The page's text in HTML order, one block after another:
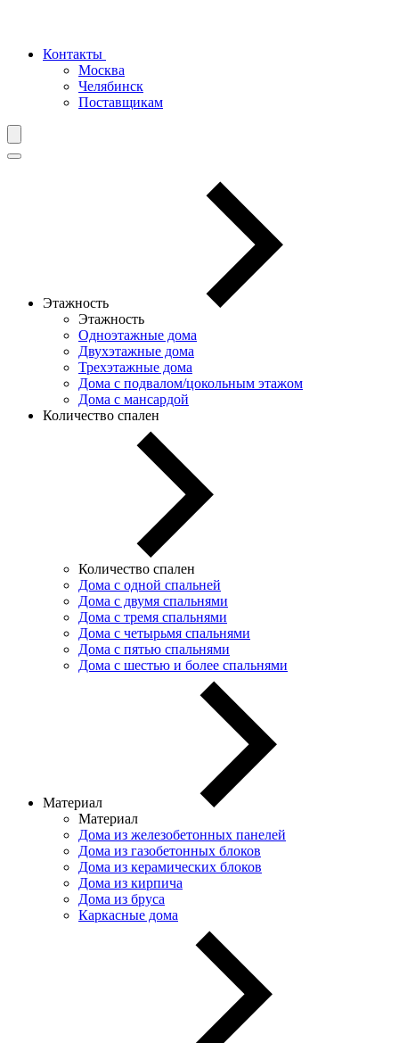
Контакты
Москва
Челябинск
Поставщикам
Этажность
Этажность
Одноэтажные дома
Двухэтажные дома
Трехэтажные дома
Дома с подвалом/цокольным этажом
Дома с мансардой
Количество спален
Количество спален
Дома с одной спальней
Дома с двумя спальнями
Дома с тремя спальнями
Дома с четырьмя спальнями
Дома с пятью спальнями
Дома с шестью и более спальнями
Материал
Материал
Дома из железобетонных панелей
Дома из газобетонных блоков
Дома из керамических блоков
Дома из кирпича
Дома из бруса
Каркасные дома